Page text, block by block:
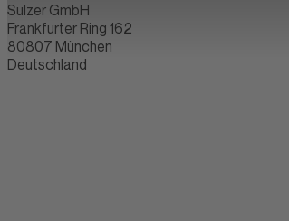
Sulzer GmbH
Frankfurter Ring 162
80807 München
Deutschland